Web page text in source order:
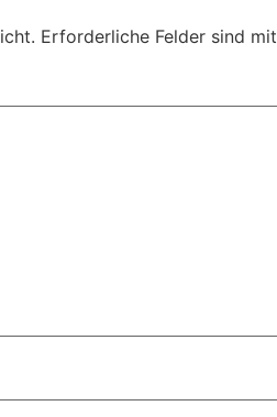
Erforderliche Felder sind mit